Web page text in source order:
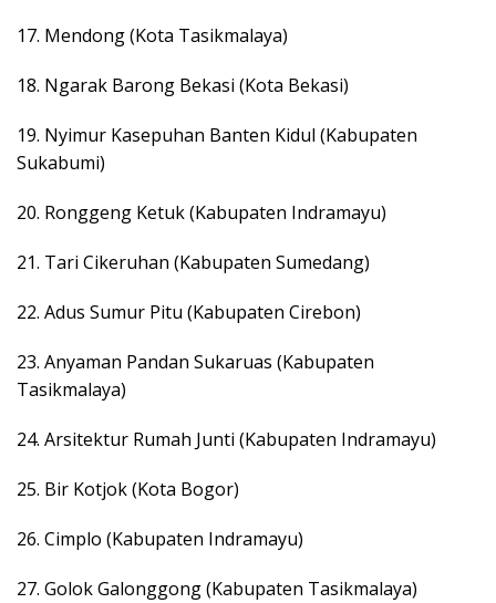
17. Mendong (Kota Tasikmalaya)
18. Ngarak Barong Bekasi (Kota Bekasi)
19. Nyimur Kasepuhan Banten Kidul (Kabupaten
Sukabumi)
20. Ronggeng Ketuk (Kabupaten Indramayu)
21. Tari Cikeruhan (Kabupaten Sumedang)
22. Adus Sumur Pitu (Kabupaten Cirebon)
23. Anyaman Pandan Sukaruas (Kabupaten
Tasikmalaya)
24. Arsitektur Rumah Junti (Kabupaten Indramayu)
25. Bir Kotjok (Kota Bogor)
26. Cimplo (Kabupaten Indramayu)
27. Golok Galonggong (Kabupaten Tasikmalaya)